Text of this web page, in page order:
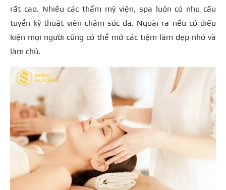
rất cao. Nhiều các thẩm mỹ viện, spa luôn có nhu cầu
tuyển kỹ thuật viên chăm sóc da. Ngoài ra nếu có điều
kiện mọi người cũng có thể mở các tiệm làm đẹp nhỏ và
làm chủ.